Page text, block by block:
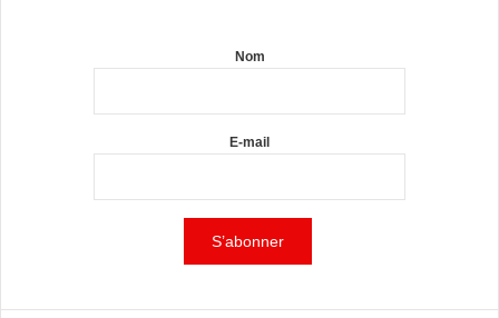
Nom
E-mail